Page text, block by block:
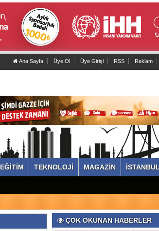
Ana Sayfa Üye Ol Üye Girişi RSS Reklam
EĞİTİM TEKNOLOJİ MAGAZİN İSTANBUL
ÇOK OKUNAN HABERLER